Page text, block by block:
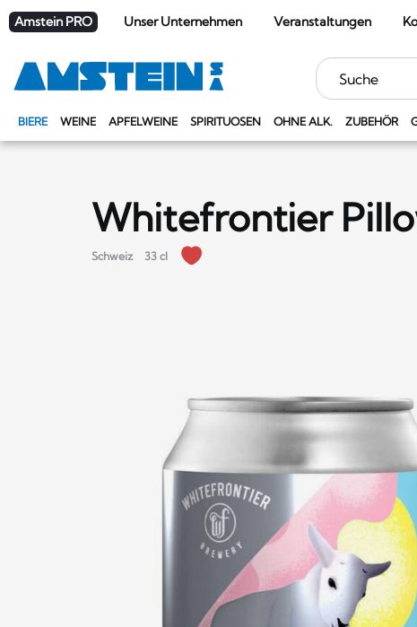
Amstein PRO Unser Unternehmen Veranstaltungen
BIERE WEINE APFELWEINE SPIRITUOSEN OHNE ALK. ZUBEHÖR
Stichwörter
Whitefrontier
Schweiz 33 cl